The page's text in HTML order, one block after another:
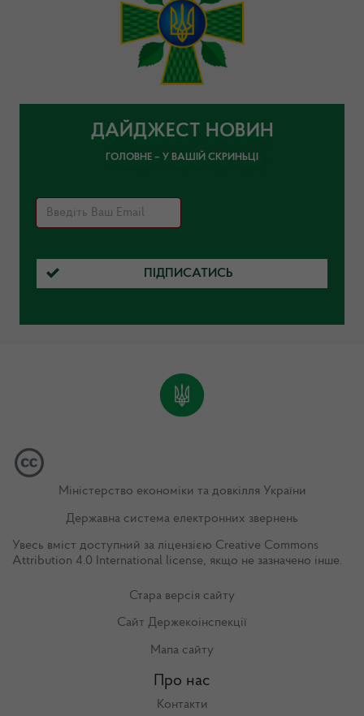
ДАЙДЖЕСТ НОВИН
ГОЛОВНЕ – У ВАШІЙ СКРИНЬЦІ
ПІДПИСАТИСЬ
Міністерство економіки та довкілля України
Державна система електронних звернень
Увесь вміст доступний за ліцензією Creative Commons
Attribution 4.0 International license, якщо не зазначено інше.
Стара версія сайту
Сайт Держекоінспекції
Мапа сайту
Про нас
Контакти